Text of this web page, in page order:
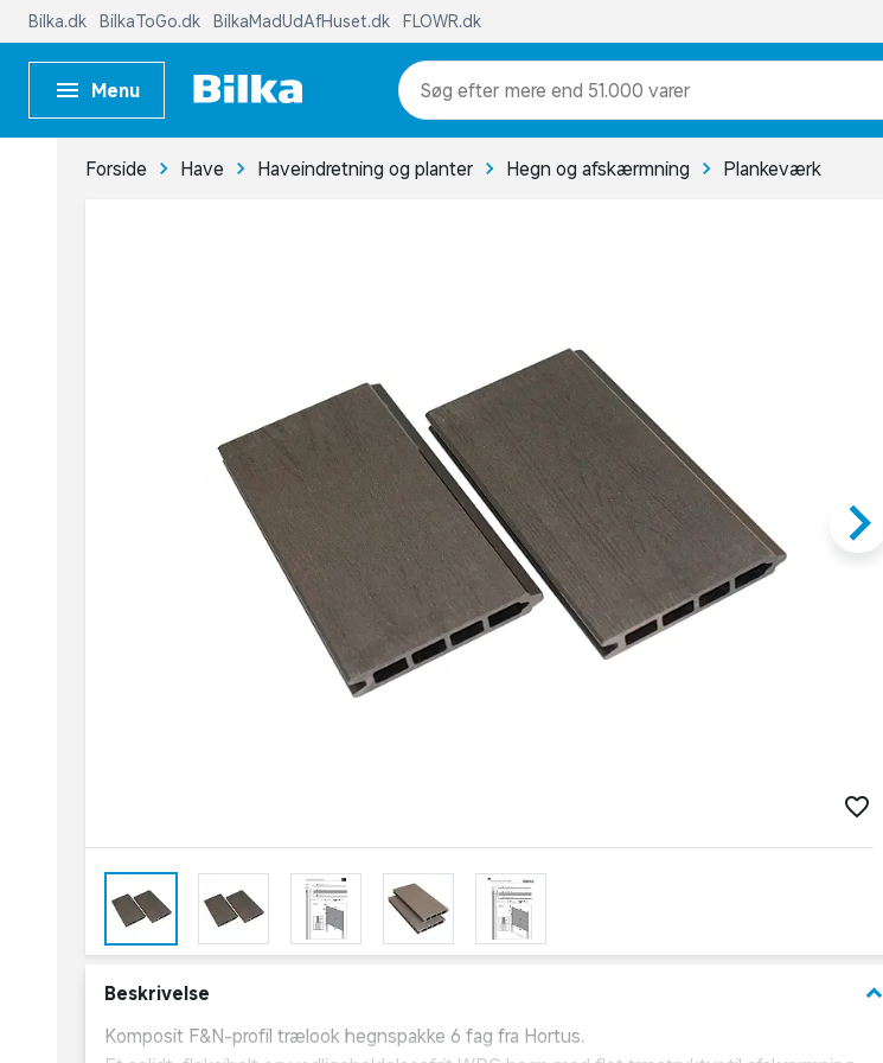
Bilka.dk BilkaToGo.dk BilkaMadUdAfHuset.dk FLOWR.dk
Menu mere end 51.000 varer
Forside Have Haveindretning og planter Hegn og afskærmning Plankeværk
keyboard_arrow_right
Beskrivelse keyboard_arrow_down
Komposit F&N-profil trælook hegnspakke 6 fag fra Hortus.